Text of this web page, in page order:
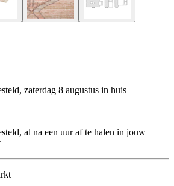
zaterdag 8 augustus in huis
al na een uur af te halen in jouw